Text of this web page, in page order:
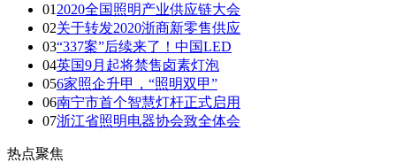
01 2020全国照明产业供应链大会
02关于转发2020浙商新零售供应
03“337案”后续来了！中国LED
04英国9月起将禁售卤素灯泡
056家照企升甲，“照明双甲”
06南宁市首个智慧灯杆正式启用
07浙江省照明电器协会致全体会
热点聚焦